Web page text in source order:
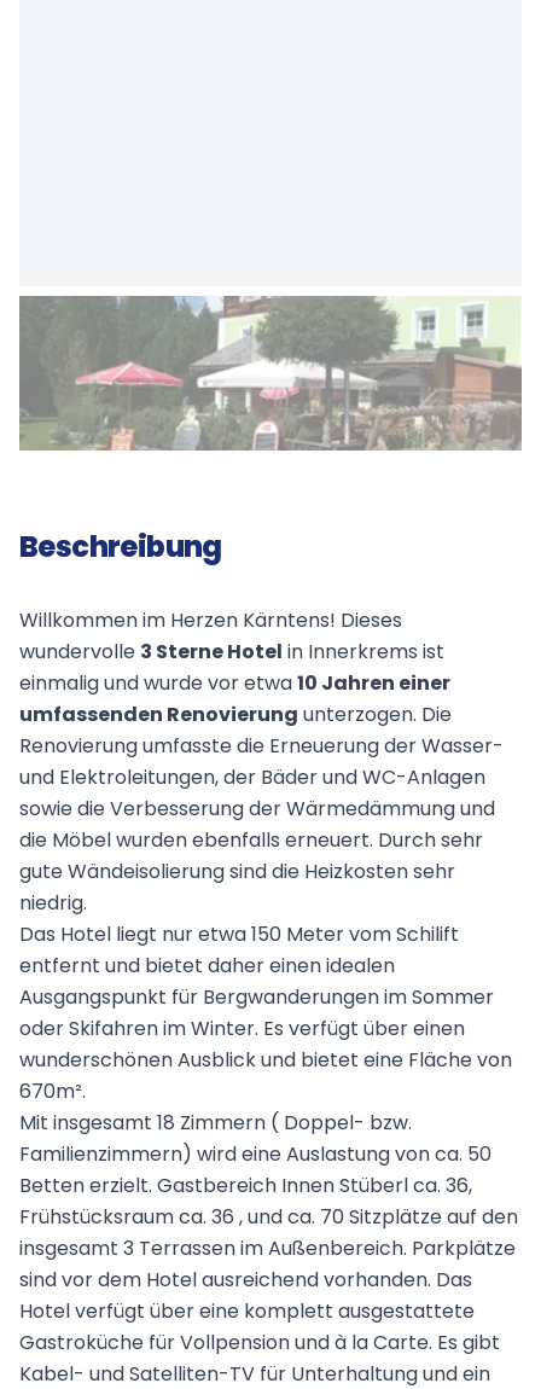
Beschreibung
Willkommen im Herzen Kärntens! Dieses
wundervolle 3 Sterne Hotel in Innerkrems ist
einmalig und wurde vor etwa10 Jahren einer
umfassenden Renovierung unterzogen. Die
Renovierung umfasste die Erneuerung der Wasser-
und Elektroleitungen, der Bäder und WC-Anlagen
sowie die Verbesserung der Wärmedämmung und
die Möbel wurden ebenfalls erneuert. Durch sehr
gute Wändeisolierung sind die Heizkosten sehr
niedrig.
Das Hotel liegt nur etwa 150 Meter vom Schilift
entfernt und bietet daher einen idealen
Ausgangspunkt für Bergwanderungen im Sommer
oder Skifahren im Winter. Es verfügt über einen
wunderschönen Ausblick und bietet eine Fläche von
670m².
Mit insgesamt 18 Zimmern ( Doppel- bzw.
Familienzimmern) wird eine Auslastung von ca. 50
Betten erzielt. Gastbereich Innen Stüberl ca. 36,
Frühstücksraum ca. 36 , und ca. 70 Sitzplätze auf den
insgesamt 3 Terrassen im Außenbereich. Parkplätze
sind vor dem Hotel ausreichend vorhanden. Das
Hotel verfügt über eine komplett ausgestattete
Gastroküche für Vollpension und à la Carte. Es gibt
Kabel- und Satelliten-TV für Unterhaltung und ein